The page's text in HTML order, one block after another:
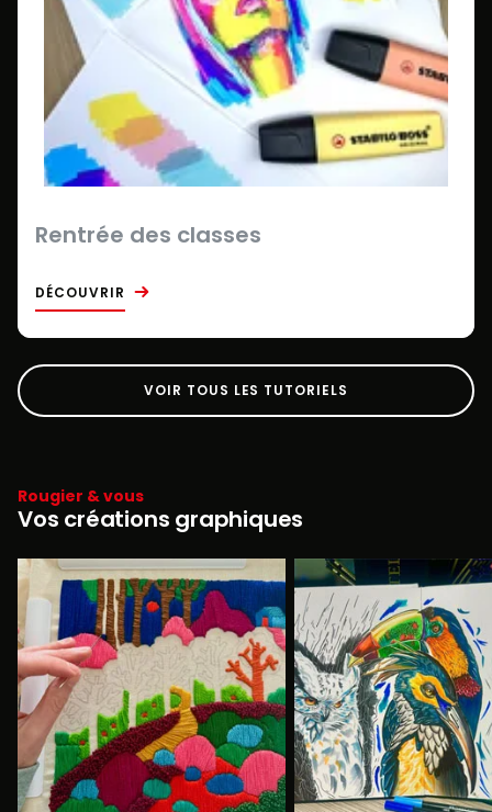
Rentrée des classes
DÉCOUVRIR
VOIR TOUS LES TUTORIELS
Rougier & vous
Vos créations graphiques